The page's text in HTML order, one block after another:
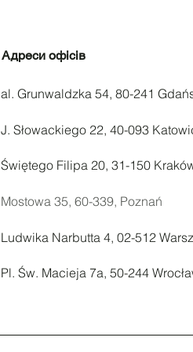
Адреси офісів
al. Grunwaldzka 54, 80-241
J. Słowackiego 22, 40-093
Świętego Filipa 20, 31-150
Mostowa 35, 60-339, Poznań
Ludwika Narbutta 4, 02-512
Pl. Św. Macieja 7a, 50-244